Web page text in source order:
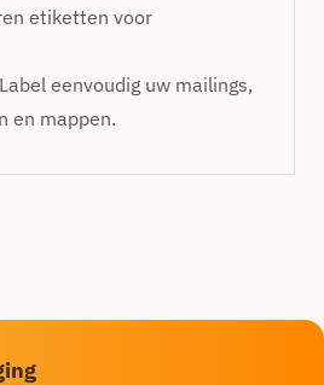
etiketten voor
eenvoudig uw mailings,
en mappen.